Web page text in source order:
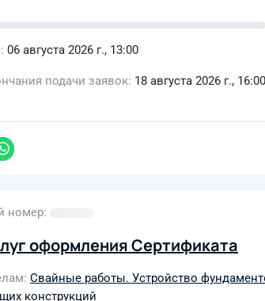
06 августа 2026 г., 13:00
подачи заявок 18 августа 2026 г., 16:00
номер
оформления Сертификата
Свайные работы. Устройство
конструкций